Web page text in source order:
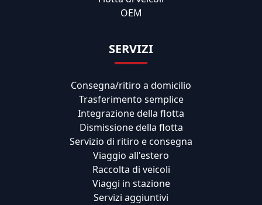
OEM
SERVIZI
Consegna/ritiro a domicilio
Trasferimento semplice
Integrazione della flotta
Dismissione della flotta
Servizio di ritiro e consegna
Viaggio all'estero
Raccolta di veicoli
Viaggi in stazione
Servizi aggiuntivi